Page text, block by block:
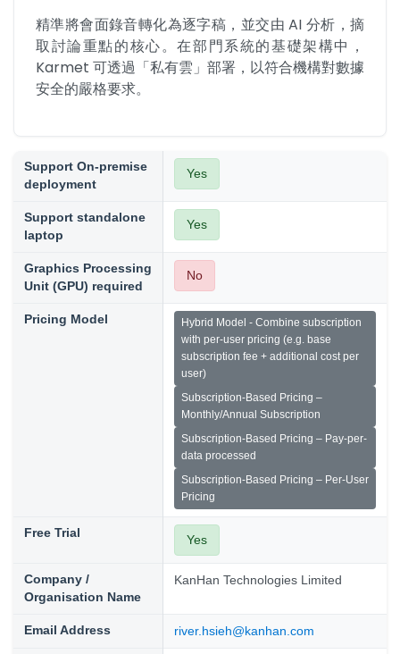
精準將會面錄音轉化為逐字稿，並交由 AI 分析，摘
取討論重點的核心。在部門系統的基礎架構中，
Karmet 可透過「私有雲」部署，以符合機構對數據
安全的嚴格要求。
Support On-premise
deployment
Yes
Support standalone
laptop
Yes
Graphics Processing
Unit (GPU) required
No
Pricing Model
Hybrid Model - Combine subscription
with per-user pricing (e.g. base
subscription fee + additional cost per
user)
Subscription-Based Pricing –
Monthly/Annual Subscription
Subscription-Based Pricing – Pay-per-
data processed
Subscription-Based Pricing – Per-User
Pricing
Free Trial Yes
Company /
Organisation Name
KanHan Technologies Limited
Email Address river.hsieh@kanhan.com